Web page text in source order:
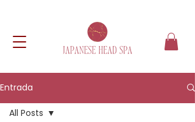
Entrada
All Posts